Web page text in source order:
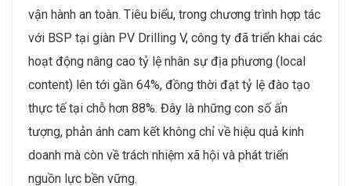
vận hành an toàn. Tiêu biểu, trong chương trình hợp tác
với BSP tại giàn PV Drilling V, công ty đã triển khai các
hoạt động nâng cao tỷ lệ nhân sự địa phương (local
content) lên tới gần 64%, đồng thời đạt tỷ lệ đào tạo
thực tế tại chỗ hơn 88%. Đây là những con số ấn
tượng, phản ánh cam kết không chỉ về hiệu quả kinh
doanh mà còn về trách nhiệm xã hội và phát triển
nguồn lực bền vững.